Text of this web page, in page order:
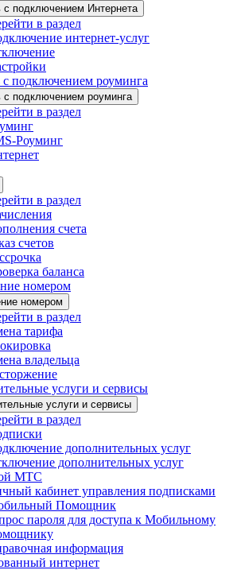
подключением Интернета
в раздел
интернет-услуг
подключением роуминга
подключением роуминга
в раздел
Роуминг
в раздел
счета
счетов
баланса
номером
номером
в раздел
тарифа
владельца
услуги и сервисы
услуги и сервисы
в раздел
дополнительных услуг
дополнительных услуг
МТС
кабинет управления подписками
Помощник
пароля для доступа к Мобильному
информация
интернет